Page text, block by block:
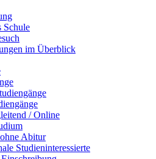
Schule
im Überblick
/ Online
Abitur
Studieninteressierte